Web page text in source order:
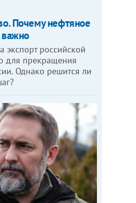
Почему нефтяное
экспорт российской
для прекращения
Однако решится ли